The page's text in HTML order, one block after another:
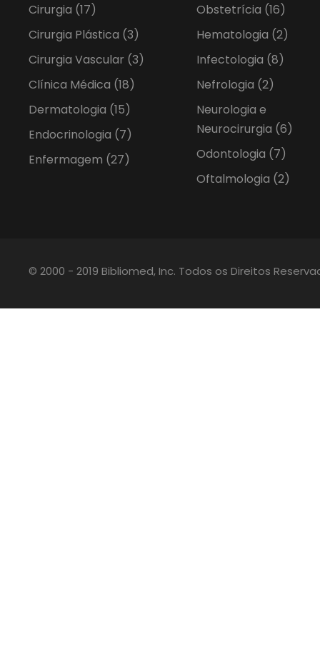
Cirurgia (17)
Cirurgia Plástica (3)
Cirurgia Vascular (3)
Clínica Médica (18)
Dermatologia (15)
Endocrinologia (7)
Enfermagem (27)
Obstetrícia (16)
Hematologia (2)
Infectologia (8)
Nefrologia (2)
Neurologia e
Neurocirurgia (6)
Odontologia (7)
Oftalmologia (2)
© 2000 - 2019 Bibliomed, Inc. Todos os Direitos